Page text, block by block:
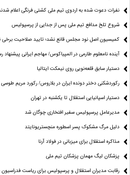
نفرات دعوت شده به اردوی تیم ملی کشتی فرنگی اعلام
شروع تلخ مدافع تیم ملی پس از جدایی از پرسپولیس
کمیسیون اصل نود مجلس قانع نشد؛ تایید صلاحیت برخی
آینده نامعلوم طارمی در المپیاکوس/ مهاجم ایرانی پیشنهاد
دستیار سابق قلعه‌نویی روی نیمکت ایتالیا
رکوردشکنی دختر دونده ایران در بلاروس/ رکورد مریم
دستیار اسپانیایی استقلال تا یکشنبه در تهران
مدیرعامل پرسپولیس سفیر افتخاری چوگان شد
دلیل مرگ مشکوک پسر اسطوره منچستریونایتد
مذاکره استقلال برای میزبانی در فولاد آرنا
پزشکان لیگ مهمان پزشکان تیم ملی
رقابت مدیران استقلال و پرسپولیس برای ریاست فدراسیون